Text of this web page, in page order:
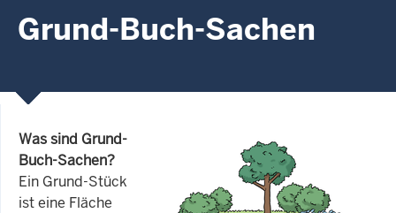
Grund-Buch-Sachen
Was sind Grund-
Buch-Sachen?
Ein Grund-Stück
ist eine Fläche